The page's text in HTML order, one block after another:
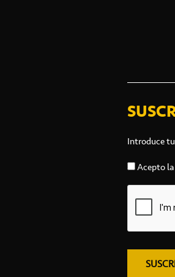
Introduce
Acepto la